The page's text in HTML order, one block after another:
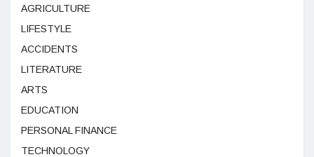
AGRICULTURE
LIFESTYLE
ACCIDENTS
LITERATURE
ARTS
EDUCATION
PERSONAL FINANCE
TECHNOLOGY